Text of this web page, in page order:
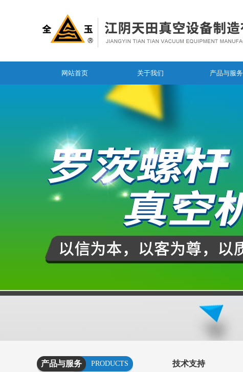
网站首页 关于我们 产品与服务
产品与服务
PRODUCTS
技术支持